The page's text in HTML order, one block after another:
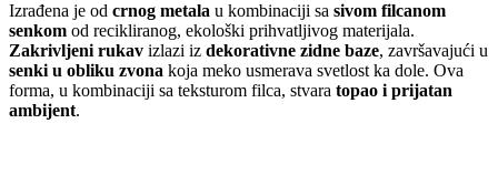
Izrađena je od crnog metala u kombinaciji sa sivom filcanom
senkom od recikliranog, ekološki prihvatljivog materijala.
Zakrivljeni rukav izlazi iz dekorativne zidne baze, završavajući u
senki u obliku zvona koja meko usmerava svetlost ka dole. Ova
forma, u kombinaciji sa teksturom filca, stvara topao i prijatan
ambijent.